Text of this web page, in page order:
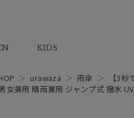
KIDS
＞ urawaza ＞雨傘 ＞
【3
女兼用 晴雨兼用 ジャンプ式 撥水